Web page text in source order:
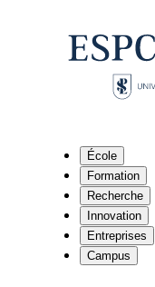
École
Formation
Recherche
Innovation
Entreprises
Campus